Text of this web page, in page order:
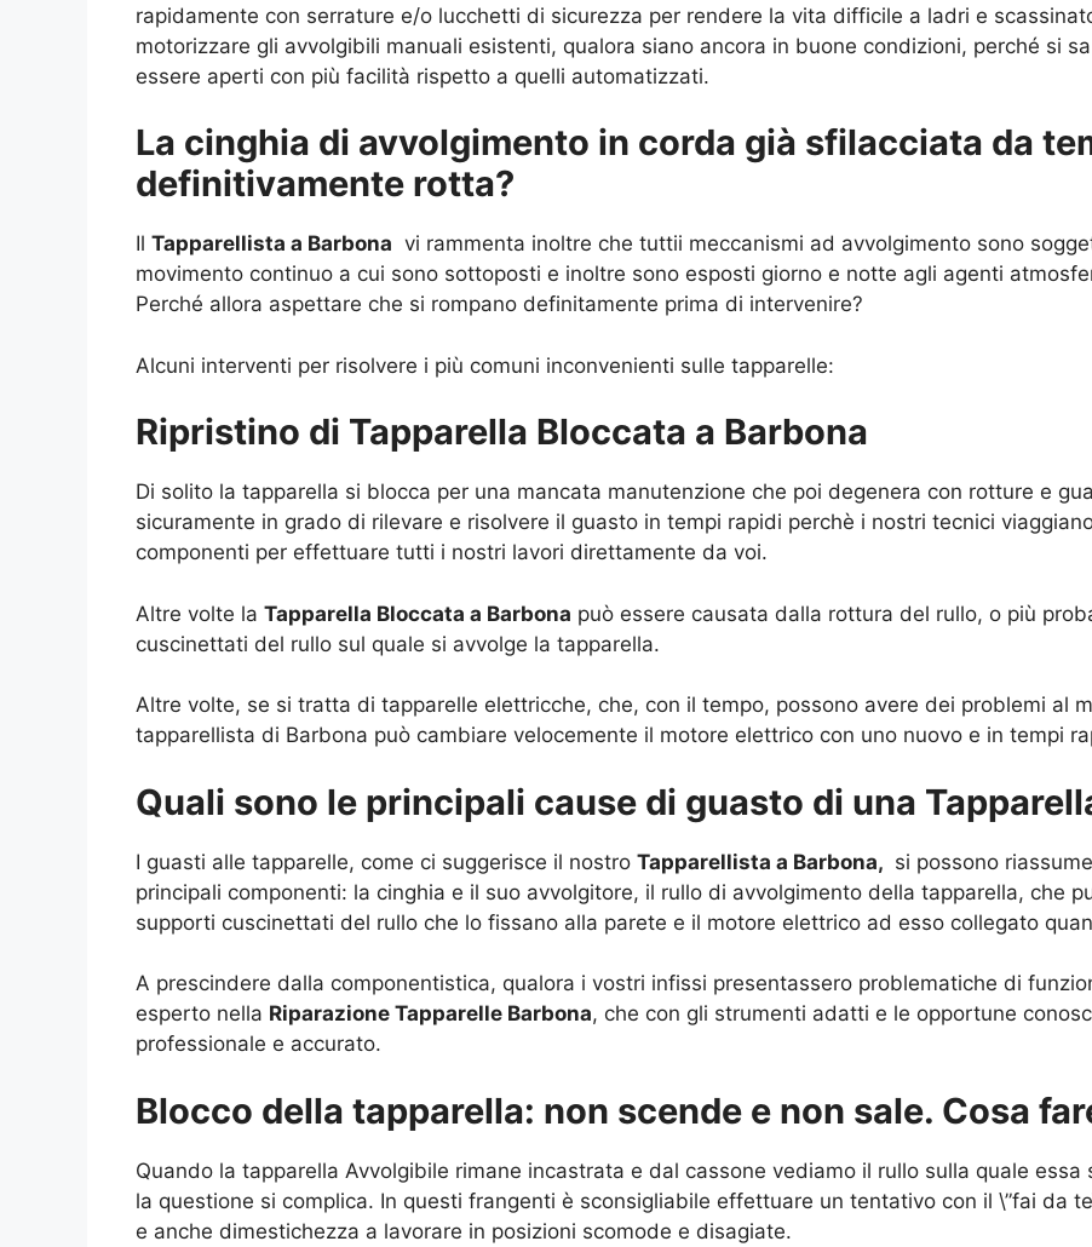
rapidamente con serrature e/o lucchetti di sicurezza per rendere la vita difficile a ladri e
motorizzare gli avvolgibili manuali esistenti, qualora siano ancora in buone condizioni, perché si
essere aperti con più facilità rispetto a quelli automatizzati.
La cinghia di avvolgimento in corda già sfilacciata da
definitivamente rotta?
Il Tapparellista a Barbona vi rammenta inoltre che tuttii meccanismi ad avvolgimento sono
movimento continuo a cui sono sottoposti e inoltre sono esposti giorno e notte agli agenti
Perché allora aspettare che si rompano definitamente prima di intervenire?
Alcuni interventi per risolvere i più comuni inconvenienti sulle tapparelle:
Ripristino di Tapparella Bloccata a Barbona
Di solito la tapparella si blocca per una mancata manutenzione che poi degenera con rotture e
sicuramente in grado di rilevare e risolvere il guasto in tempi rapidi perchè i nostri tecnici
componenti per effettuare tutti i nostri lavori direttamente da voi.
Altre volte la Tapparella Bloccata a Barbona può essere causata dalla rottura del rullo, o più
cuscinettati del rullo sul quale si avvolge la tapparella.
Altre volte, se si tratta di tapparelle elettricche, che, con il tempo, possono avere dei problemi al
tapparellista di Barbona può cambiare velocemente il motore elettrico con uno nuovo e in tempi
Quali sono le principali cause di guasto di una
I guasti alle tapparelle, come ci suggerisce il nostro Tapparellista a Barbona, si possono
principali componenti: la cinghia e il suo avvolgitore, il rullo di avvolgimento della tapparella, che
supporti cuscinettati del rullo che lo fissano alla parete e il motore elettrico ad esso collegato
A prescindere dalla componentistica, qualora i vostri infissi presentassero problematiche di
esperto nella Riparazione Tapparelle Barbona, che con gli strumenti adatti e le opportune
professionale e accurato.
Blocco della tapparella: non scende e non sale. Cosa
Quando la tapparella Avvolgibile rimane incastrata e dal cassone vediamo il rullo sulla quale
la questione si complica. In questi frangenti è sconsigliabile effettuare un tentativo con il \”fai da
e anche dimestichezza a lavorare in posizioni scomode e disagiate.